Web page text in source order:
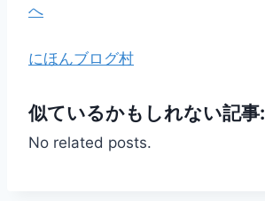
にほんブログ村
似ているかもしれない記事:
No related posts.